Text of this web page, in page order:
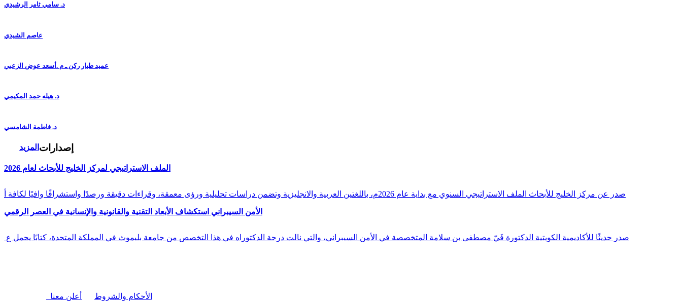
د. سامي ثامر الرشيدي
عاصم الشيدي
عميد طيار ركن ـ م .أسعد عوض الزعبي
د. هيله حمد المكيمي
د. فاطمة الشامسي
المزيد إصدارات
الملف الاستراتيجي لمركز الخليج للأبحاث لعام 2026
صدر عن مركز الخليج للأبحاث الملف الاستراتيجي السنوي مع بداية عام 2026م، باللغتين العربية والانجليزية وتضمن دراسات تحليلية ورؤى معمقة، وقراءات دقيقة ورصدًا واستشرافًا وافيًا لكافة أ
الأمن السيبراني استكشاف الأبعاد التقنية والقانونية والإنسانية في العصر الرقمي
صدر حديثًا للأكاديمية الكويتية الدكتورة فَيّ مصطفى بن سلامة المتخصصة في الأمن السيبراني، والتي نالت درجة الدكتوراه في هذا التخصص من جامعة بليموث في المملكة المتحدة، كتابًا يحمل ع
أعلن معنا الأحكام والشروط